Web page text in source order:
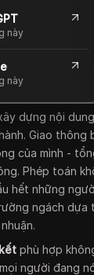
này
này
12
Đọc trong
dựng nội
Giao thông
của mình -
Phép toán
hết những
ngách dựa
phù hợp
người đang